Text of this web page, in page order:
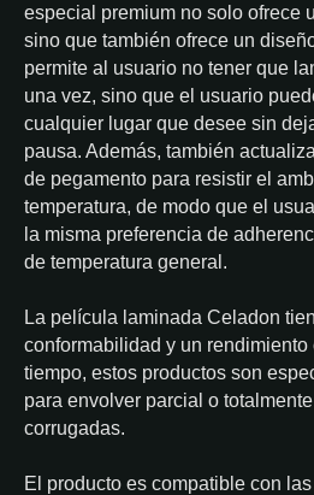
especial premium no solo ofrece
sino que también ofrece un
permite al usuario no tener que
una vez, sino que el usuario
cualquier lugar que desee sin
pausa. Además, también
de pegamento para resistir el
temperatura, de modo que el
la misma preferencia de
de temperatura general.
La película laminada Celadon
conformabilidad y un rendimiento
tiempo, estos productos son
para envolver parcial o
corrugadas.
El producto es compatible con